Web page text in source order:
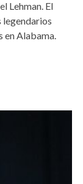
Lehman. El
legendarios
en Alabama.